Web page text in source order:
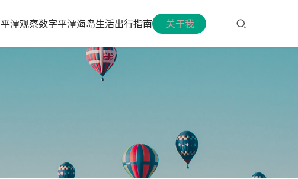
平潭观察数字平潭海岛生活出行指南 关于我